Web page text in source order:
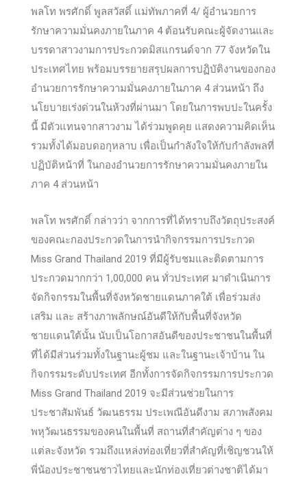
พลโท พรศักดิ์ พูลสวัสดิ์ แม่ทัพภาคที่ 4/ ผู้อำนวยการ
รักษาความมั่นคงภายในภาค 4 ต้อนรับคณะผู้จัดงานและ
บรรดาสาวงามการประกวดมิสแกรนด์จาก 77 จังหวัดใน
ประเทศไทย พร้อมบรรยายสรุปผลการปฏิบัติงานของกอง
อำนวยการรักษาความมั่นคงภายในภาค 4 ส่วนหน้า ถึง
นโยบายเร่งด่วนในห้วงที่ผ่านมา โดยในการพบปะในครั้ง
นี้ มีตัวแทนจากสาวงาม ได้ร่วมพูดคุย แสดงความคิดเห็น
รวมทั้งได้มอบดอกุหลาบ เพื่อเป็นกำลังใจให้กับกำลังพลที่
ปฏิบัติหน้าที่ ในกองอำนวยการรักษาความมั่นคงภายใน
ภาค 4 ส่วนหน้า
พลโท พรศักดิ์ กล่าวว่า จากการที่ได้ทราบถึงวัตถุประสงค์
ของคณะกองประกวดในการนำกิจกรรมการประกวด
Miss Grand Thailand 2019 ที่มีผู้รับชมและติดตามการ
ประกวดมากกว่า 1,00,000 คน ทั่วประเทศ มาดำเนินการ
จัดกิจกรรมในพื้นที่จังหวัดชายแดนภาคใต้ เพื่อร่วมส่ง
เสริม และ สร้างภาพลักษณ์อันดีให้กับพื้นที่จังหวัด
ชายแดนใต้นั้น นับเป็นโอกาสอันดีของประชาชนในพื้นที่
ที่ได้มีส่วนร่วมทั้งในฐานะผู้ชม และในฐานะเจ้าบ้าน ใน
กิจกรรมระดับประเทศ อีกทั้งการจัดกิจกรรมการประกวด
Miss Grand Thailand 2019 จะมีส่วนช่วยในการ
ประชาสัมพันธ์ วัฒนธรรม ประเพณีอันดีงาม สภาพสังคม
พหุวัฒนธรรมของคนในพื้นที่ สถานที่สำคัญต่าง ๆ ของ
แต่ละจังหวัด รวมถึงแหล่งท่องเที่ยวที่สำคัญที่เชิญชวนให้
พี่น้องประชาชนชาวไทยและนักท่องเที่ยวต่างชาติได้มา